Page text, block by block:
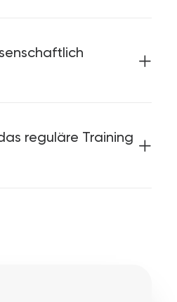
reguläre Training